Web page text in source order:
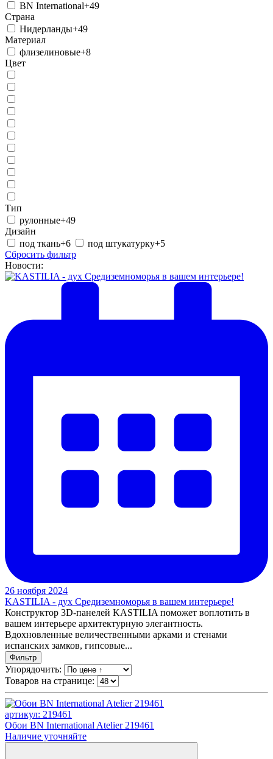
BN International+49
Страна
Нидерланды+49
Материал
флизелиновые+8
Цвет
Тип
рулонные+49
Дизайн
под ткань+6 под штукатурку+5
Сбросить фильтр
Новости:
26 ноября 2024
KASTILIA - дух Средиземноморья в вашем интерьере!
Конструктор 3D-панелей KASTILIA поможет воплотить в
вашем интерьере архитектурную элегантность.
Вдохновленные величественными арками и стенами
испанских замков, гипсовые...
Фильтр
Упорядочить:
Товаров на странице:
артикул: 219461
Обои BN International Atelier 219461
Наличие уточняйте